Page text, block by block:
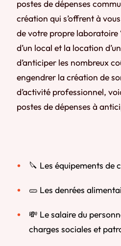
postes de dépenses
création qui s’offrent à
de votre propre laboratoire
d’un local et la location
d’anticiper les nombreux
engendrer la création de
d’activité professionnel,
postes de dépenses à
🔪 Les équipements de
🥒 Les denrées
💸 Le salaire du
charges sociales et